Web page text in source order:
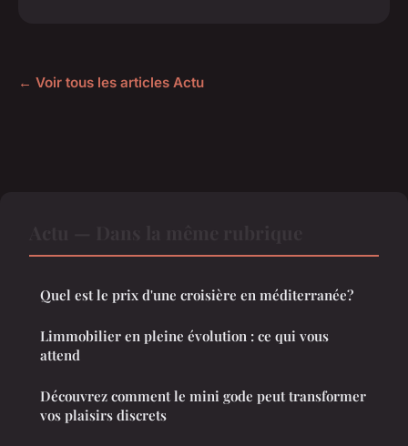
← Voir tous les articles Actu
Quel est le prix d'une croisière en méditerranée?
Limmobilier en pleine évolution : ce qui vous
attend
Découvrez comment le mini gode peut transformer
vos plaisirs discrets